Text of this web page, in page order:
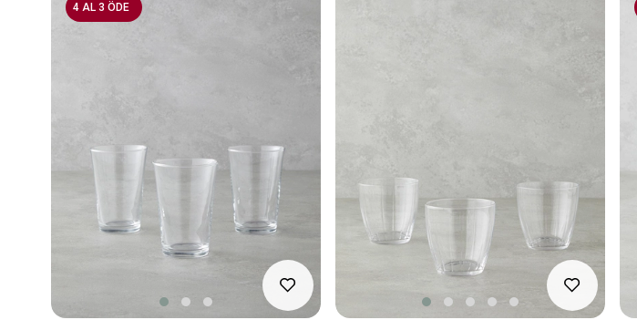
4 AL 3 ÖDE